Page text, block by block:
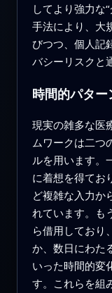
してより強力な
手法により、大
びつつ、個人記
バシーリスクと
時間的パタ
現実の雑多な医
ムワークは二つ
ルを用います。
に着想を得てお
ど複雑な入力か
れています。も
ら借用しており
か、数日にわた
いった時間的変
す。これらを組